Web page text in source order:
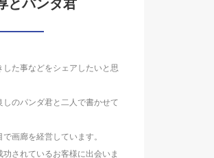
とパンダ君
した事などをシェアしたいと思
しのパンダ君と二人で書かせて
画廊を経営しています。
されているお客様に出会いま